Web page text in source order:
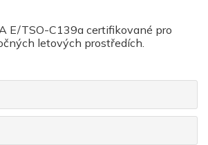
E/TSO-C139a certifikované pro
letových prostředích.